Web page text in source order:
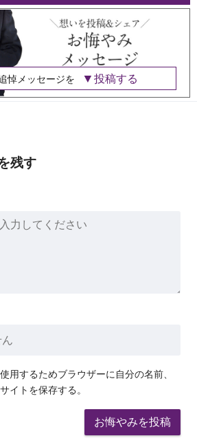
悼メッセージを 投稿する
残す
用するためブラウザーに自分の名前、
イトを保存する。